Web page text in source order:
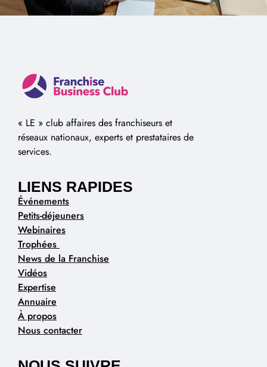
« LE » club affaires des franchiseurs et
réseaux nationaux, experts et prestataires de
services.
LIENS RAPIDES
Événements
Petits-déjeuners
Webinaires
Trophées
News de la Franchise
Vidéos
Expertise
Annuaire
À propos
Nous contacter